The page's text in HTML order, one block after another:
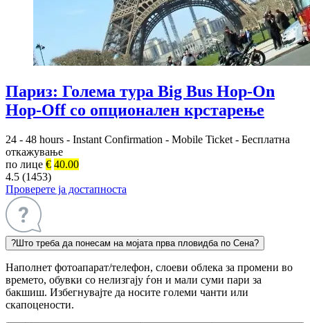
Париз: Голема тура Big Bus Hop-On
Hop-Off со опционален крстарење
24 - 48 hours - Instant Confirmation - Mobile Ticket - Бесплатна
откажување
по лице € 40.00
4.5 (1453)
Проверете ја достапноста
? Што треба да понесам на мојата прва пловидба по Сена?
Наполнет фотоапарат/телефон, слоеви облека за промени во
времето, обувки со нелизгају ѓон и мали суми пари за
бакшиш. Избегнувајте да носите големи чанти или
скапоцености.